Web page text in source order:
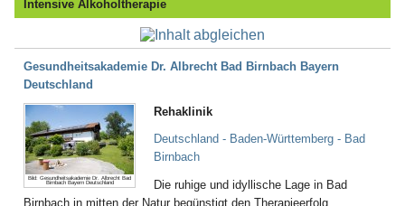
Intensive Alkoholtherapie
Gesundheitsakademie Dr. Albrecht Bad Birnbach Bayern
Deutschland
Bild: Gesundheitsakademie Dr. Albrecht Bad
Birnbach Bayern Deutschland
Rehaklinik
Deutschland - Baden-Württemberg - Bad
Birnbach
Die ruhige und idyllische Lage in Bad
Birnbach in mitten der Natur begünstigt den Therapieerfolg